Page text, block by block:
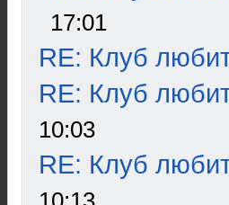
17:01
RE: Клуб
RE: Клуб
10:03
RE: Клуб